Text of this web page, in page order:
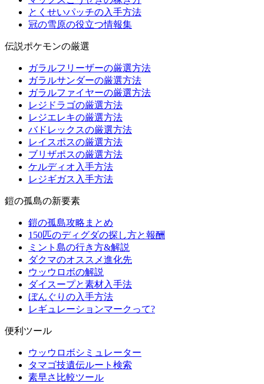
とくせいパッチの入手方法
冠の雪原の役立つ情報集
伝説ポケモンの厳選
ガラルフリーザーの厳選方法
ガラルサンダーの厳選方法
ガラルファイヤーの厳選方法
レジドラゴの厳選方法
レジエレキの厳選方法
バドレックスの厳選方法
レイスポスの厳選方法
ブリザポスの厳選方法
ケルディオ入手方法
レジギガス入手方法
鎧の孤島の新要素
鎧の孤島攻略まとめ
150匹のディグダの探し方と報酬
ミント島の行き方&解説
ダクマのオススメ進化先
ウッウロボの解説
ダイスープと素材入手法
ぼんぐりの入手方法
レギュレーションマークって?
便利ツール
ウッウロボシミュレーター
タマゴ技遺伝ルート検索
素早さ比較ツール